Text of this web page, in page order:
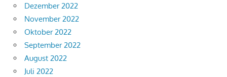
Dezember 2022
November 2022
Oktober 2022
September 2022
August 2022
Juli 2022